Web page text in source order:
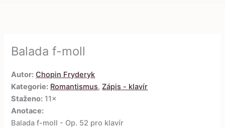
Balada f-moll
Autor: Chopin Fryderyk
Kategorie: Romantismus,Zápis - klavír
Staženo: 11×
Anotace:
Balada f-moll - Op. 52 pro klavír